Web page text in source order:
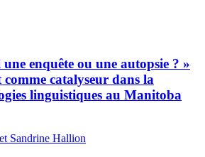
enquête ou une autopsie ? »
catalyseur dans la
linguistiques au Manitoba
Sandrine Hallion